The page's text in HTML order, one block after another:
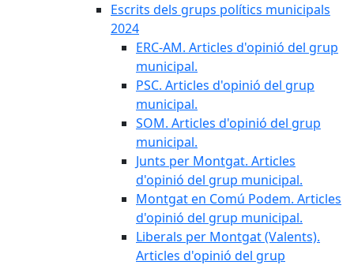
Escrits dels grups polítics municipals
2024
ERC-AM. Articles d'opinió del grup
municipal.
PSC. Articles d'opinió del grup
municipal.
SOM. Articles d'opinió del grup
municipal.
Junts per Montgat. Articles
d'opinió del grup municipal.
Montgat en Comú Podem. Articles
d'opinió del grup municipal.
Liberals per Montgat (Valents).
Articles d'opinió del grup